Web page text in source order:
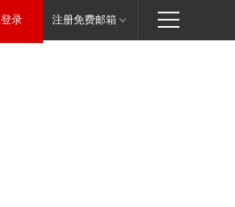
登录 注册免费邮箱